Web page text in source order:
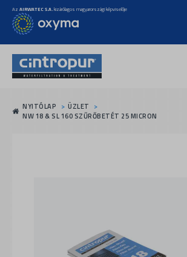
Az AIRWATEC S.A.kizárólagos magyarországi képviselője
NYITÓLAP
ÜZLET
NW 18 & SL 160 SZŰRŐBETÉT 25 MICRON